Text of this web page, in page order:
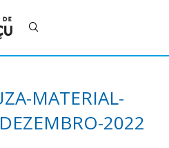
MATERIAL-
2022